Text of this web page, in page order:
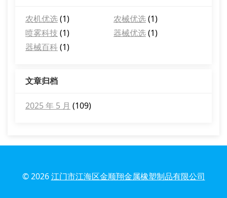
农机优选(1) 农械优选(1)
喷雾科技 (1) 器械优选(1)
器械百科(1)
文章归档
2025 年 5 月 (109)
© 2026江门市江海区金顺翔金属橡塑制品有限公司